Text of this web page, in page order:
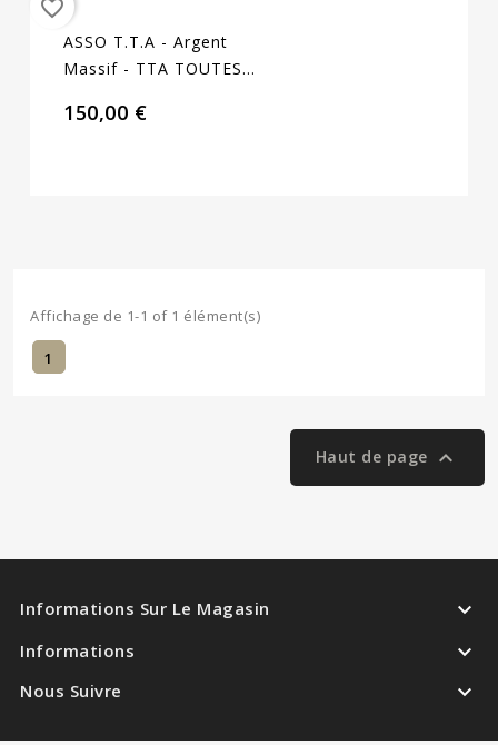
favorite_border
ASSO T.T.A - Argent
Massif - TTA TOUTES
150,00 €
Affichage de 1-1 of 1 élément(s)
1
Haut de page 
Informations Sur Le Magasin 
Informations 
Nous Suivre 